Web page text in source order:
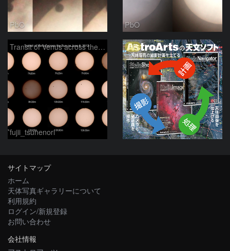
PbO PbO
Transit of Venus across the Sun
fujii_tsunenori
PR
サイトマップ
ホーム
天体写真ギャラリーについて
利用規約
ログイン/新規登録
お問い合わせ
会社情報